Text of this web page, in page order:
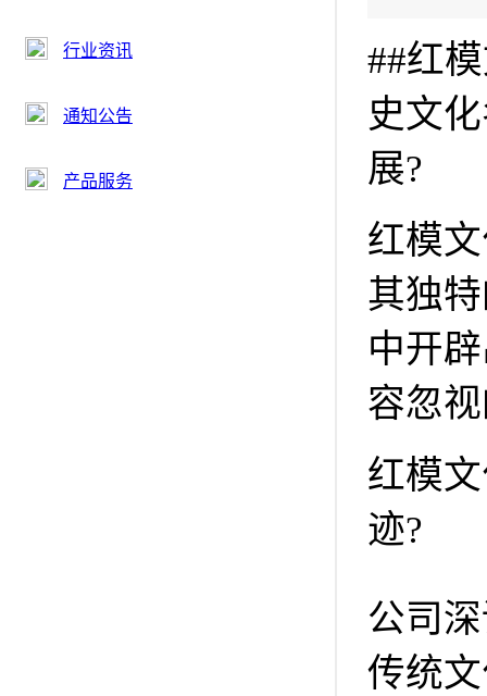
行业资讯
通知公告
产品服务
##红
史文
展?
红模
其独
中开
容忽
红模
迹?
公司
传统